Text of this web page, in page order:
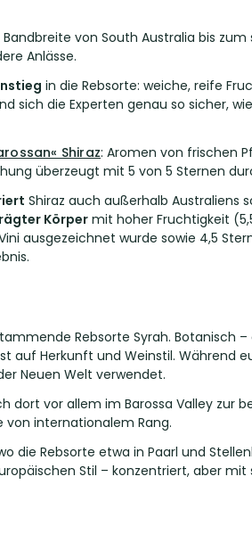
von South Australia bis
Anlässe.
in die Rebsorte: weiche, reife
sich die Experten genau so sicher,
Shiraz: Aromen von frischen
überzeugt mit 5 von 5 Sternen
Shiraz auch außerhalb Australiens
Körpermit hoher Fruchtigkeit
ausgezeichnet wurde sowie 4,5
Rebsorte Syrah. Botanisch
Herkunft und Weinstil. Während
Neuen Welt verwendet.
dort vor allem im Barossa Valley zur
von internationalem Rang.
die Rebsorte etwa in Paarl und
Stil – konzentriert, aber mit